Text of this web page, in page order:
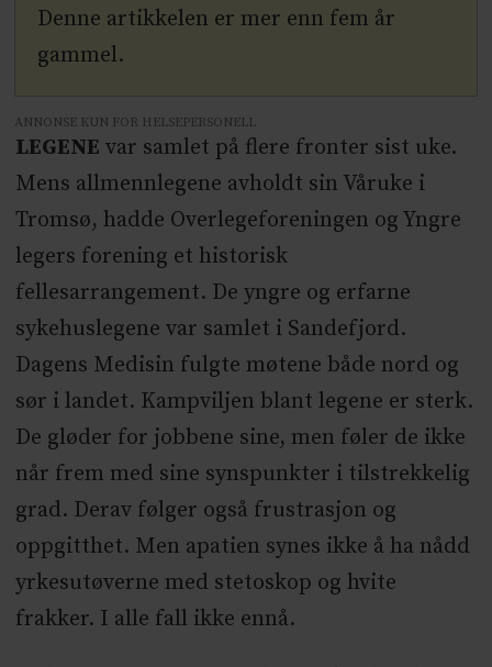
Denne artikkelen er mer enn fem år
gammel.
ANNONSE KUN FOR HELSEPERSONELL
LEGENE var samlet på flere fronter sist uke.
Mens allmennlegene avholdt sin Våruke i
Tromsø, hadde Overlegeforeningen og Yngre
legers forening et historisk
fellesarrangement. De yngre og erfarne
sykehuslegene var samlet i Sandefjord.
Dagens Medisin fulgte møtene både nord og
sør i landet. Kampviljen blant legene er sterk.
De gløder for jobbene sine, men føler de ikke
når frem med sine synspunkter i tilstrekkelig
grad. Derav følger også frustrasjon og
oppgitthet. Men apatien synes ikke å ha nådd
yrkesutøverne med stetoskop og hvite
frakker. I alle fall ikke ennå.